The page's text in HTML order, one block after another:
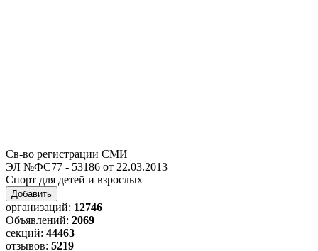
Св-во регистрации СМИ
ЭЛ №ФС77 - 53186 от 22.03.2013
Спорт для детей и взрослых
Добавить
организаций: 12746
Объявлений: 2069
секций: 44463
отзывов: 5219